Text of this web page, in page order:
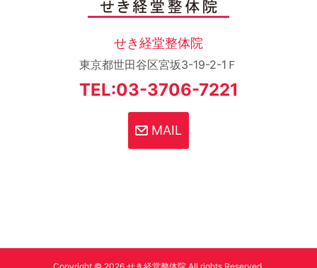
せき経堂整体院
東京都世田谷区宮坂3-19-2-1Ｆ
TEL:03-3706-7221
MAIL